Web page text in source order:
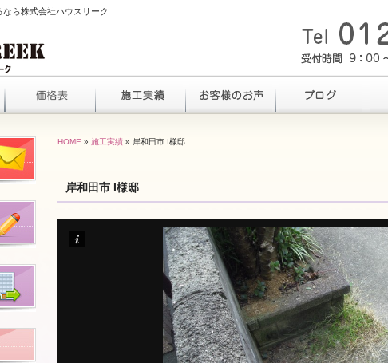
ら株式会社ハウスリーク
HOME » 施工実績 » 岸和田市 I様邸
岸和田市 I様邸